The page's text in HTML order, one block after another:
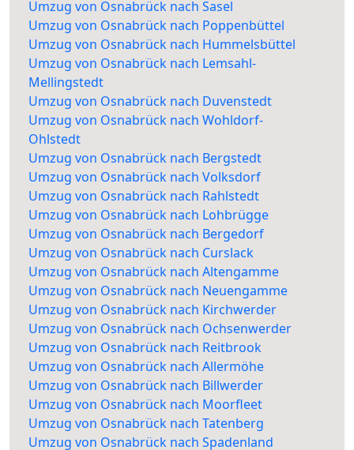
Umzug von Osnabrück nach Sasel
Umzug von Osnabrück nach Poppenbüttel
Umzug von Osnabrück nach Hummelsbüttel
Umzug von Osnabrück nach Lemsahl-
Mellingstedt
Umzug von Osnabrück nach Duvenstedt
Umzug von Osnabrück nach Wohldorf-
Ohlstedt
Umzug von Osnabrück nach Bergstedt
Umzug von Osnabrück nach Volksdorf
Umzug von Osnabrück nach Rahlstedt
Umzug von Osnabrück nach Lohbrügge
Umzug von Osnabrück nach Bergedorf
Umzug von Osnabrück nach Curslack
Umzug von Osnabrück nach Altengamme
Umzug von Osnabrück nach Neuengamme
Umzug von Osnabrück nach Kirchwerder
Umzug von Osnabrück nach Ochsenwerder
Umzug von Osnabrück nach Reitbrook
Umzug von Osnabrück nach Allermöhe
Umzug von Osnabrück nach Billwerder
Umzug von Osnabrück nach Moorfleet
Umzug von Osnabrück nach Tatenberg
Umzug von Osnabrück nach Spadenland